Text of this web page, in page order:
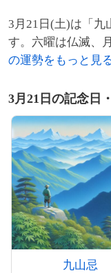
3月21日(土)は「九
す。六曜は仏滅、
の運勢をもっと見
3月21日の記念日
九山忌